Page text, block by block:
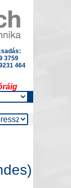
3759
464